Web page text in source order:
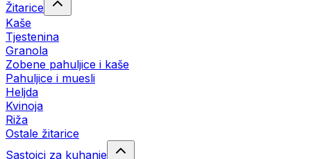
Žitarice
Kaše
Tjestenina
Granola
Zobene pahuljice i kaše
Pahuljice i muesli
Heljda
Kvinoja
Riža
Ostale žitarice
Sastojci za kuhanje